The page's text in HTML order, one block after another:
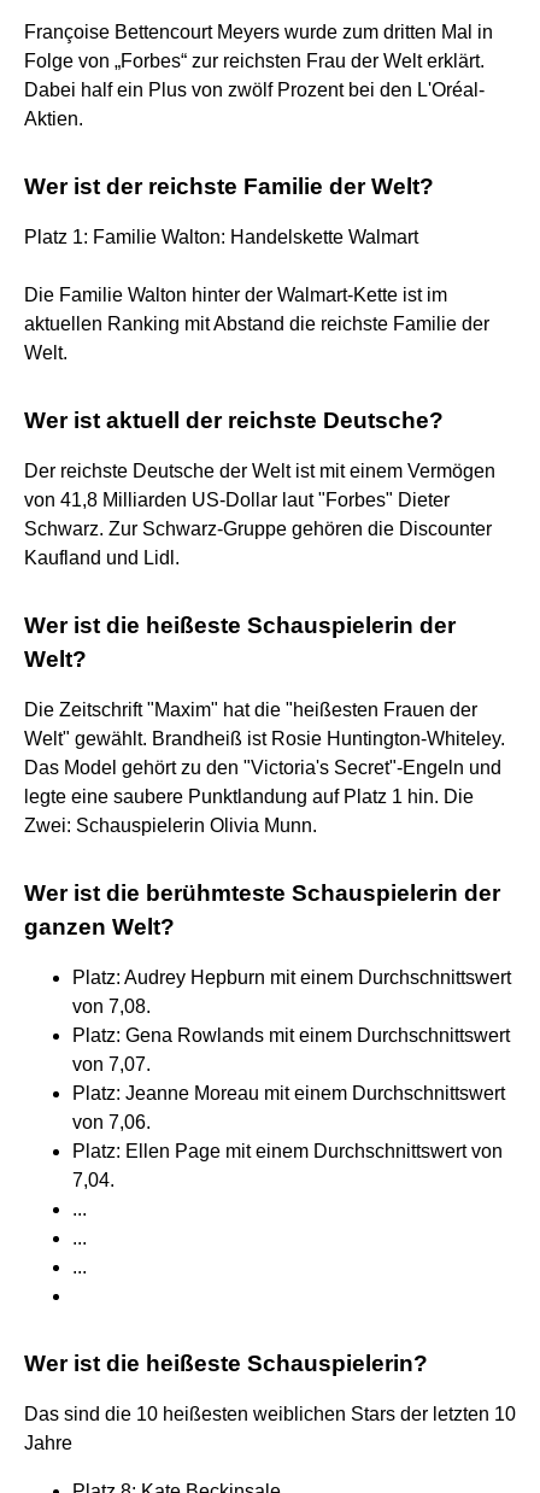
Françoise Bettencourt Meyers wurde zum dritten Mal in
Folge von „Forbes“ zur reichsten Frau der Welt erklärt.
Dabei half ein Plus von zwölf Prozent bei den L'Oréal-
Aktien.
Wer ist der reichste Familie der Welt?
Platz 1: Familie Walton: Handelskette Walmart
Die Familie Walton hinter der Walmart-Kette ist im
aktuellen Ranking mit Abstand die reichste Familie der
Welt.
Wer ist aktuell der reichste Deutsche?
Der reichste Deutsche der Welt ist mit einem Vermögen
von 41,8 Milliarden US-Dollar laut "Forbes" Dieter
Schwarz. Zur Schwarz-Gruppe gehören die Discounter
Kaufland und Lidl.
Wer ist die heißeste Schauspielerin der
Welt?
Die Zeitschrift "Maxim" hat die "heißesten Frauen der
Welt" gewählt. Brandheiß ist Rosie Huntington-Whiteley.
Das Model gehört zu den "Victoria's Secret"-Engeln und
legte eine saubere Punktlandung auf Platz 1 hin. Die
Zwei: Schauspielerin Olivia Munn.
Wer ist die berühmteste Schauspielerin der
ganzen Welt?
Platz: Audrey Hepburn mit einem Durchschnittswert
von 7,08.
Platz: Gena Rowlands mit einem Durchschnittswert
von 7,07.
Platz: Jeanne Moreau mit einem Durchschnittswert
von 7,06.
Platz: Ellen Page mit einem Durchschnittswert von
7,04.
...
...
...
Wer ist die heißeste Schauspielerin?
Das sind die 10 heißesten weiblichen Stars der letzten 10
Jahre